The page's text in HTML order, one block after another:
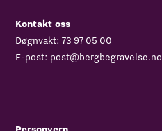
Kontakt oss
Døgnvakt:73 97 05 00
E-post: post@bergbegravelse.no